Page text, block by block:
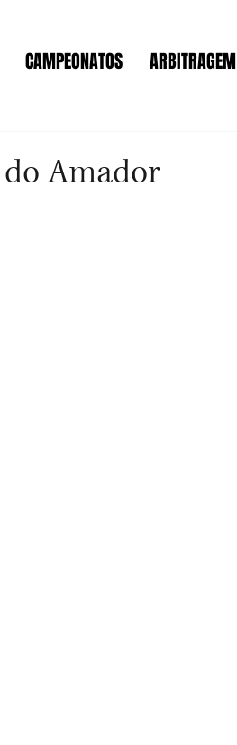
CAMPEONATOS ARBITRAGEM
do Amador